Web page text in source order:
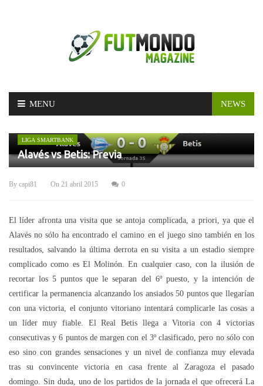
Skip
MENU NEWS
LIGA SMARTBANK
Alavés vs Betis: Previa
By capi81 On 21 abril 2015 0
El líder afronta una visita que se antoja complicada, a priori, ya que el
Alavés no sólo ha encontrado el camino en el juego sino también en los
resultados, salvando la última derrota en su visita a un estadio siempre
complicado como es El Molinón. En cualquier caso, con la ilusión de
recortar los 5 puntos que le separan del 6º puesto, y la intención de
certificar la permanencia alcanzando los ansiados 50 puntos que llegarían
con una victoria, el conjunto vitoriano intentará complicarle las cosas a
un líder muy fiable. El Real Betis llega a Vitoria con 4 victorias
consecutivas y 6 puntos de margen con el 3º clasificado, pero no sólo con
eso sino con grandes sensaciones y un nivel de confianza muy elevada
tras su convincente victoria en casa frente al Zaragoza el pasado
domingo. Sin duda, uno de los partidos de la jornada el que ofrecerá La